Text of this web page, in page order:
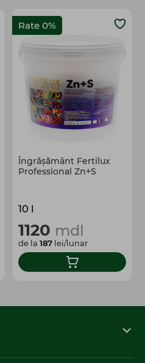
Rate 0%
Îngrășământ Fertilux
Professional Zn+S
10 l
1120 mdl
de la 187 lei/lunar